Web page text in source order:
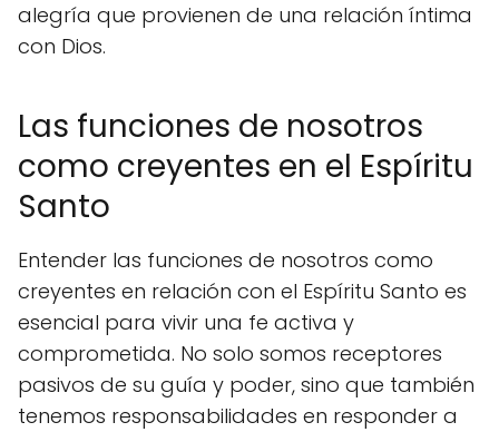
alegría que provienen de una relación íntima
con Dios.
Las funciones de nosotros
como creyentes en el Espíritu
Santo
Entender las funciones de nosotros como
creyentes en relación con el Espíritu Santo es
esencial para vivir una fe activa y
comprometida. No solo somos receptores
pasivos de su guía y poder, sino que también
tenemos responsabilidades en responder a